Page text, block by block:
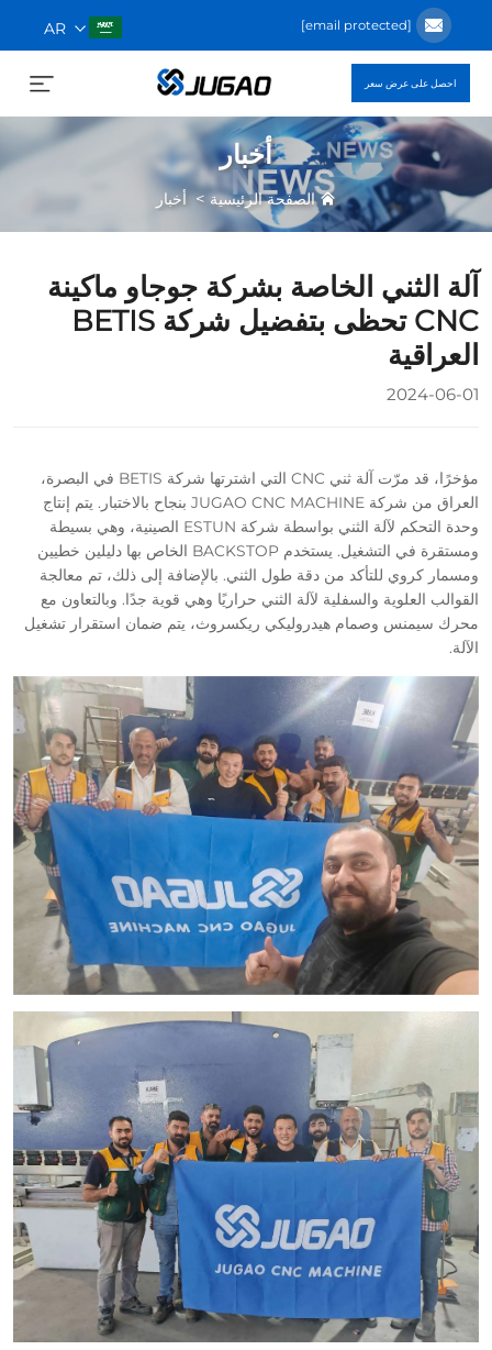
[email protected]
AR
احصل على عرض سعر
أخبار
الصفحة الرئيسية>أخبار
آلة الثني الخاصة بشركة جوجاو ماكينة
CNC تحظى بتفضيل شركة BETIS
العراقية
2024-06-01
مؤخرًا، قد مرّت آلة ثني CNC التي اشترتها شركة BETIS في البصرة،
العراق من شركة JUGAO CNC MACHINE بنجاح بالاختبار. يتم إنتاج
وحدة التحكم لآلة الثني بواسطة شركة ESTUN الصينية، وهي بسيطة
ومستقرة في التشغيل. يستخدم BACKSTOP الخاص بها دليلين خطيين
ومسمار كروي للتأكد من دقة طول الثني. بالإضافة إلى ذلك، تم معالجة
القوالب العلوية والسفلية لآلة الثني حراريًا وهي قوية جدًا. وبالتعاون مع
محرك سيمنس وصمام هيدروليكي ريكسروث، يتم ضمان استقرار تشغيل
الآلة.